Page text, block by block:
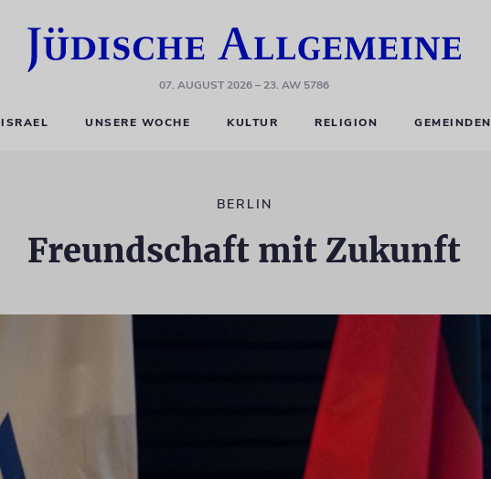
07. AUGUST 2026– 23. AW 5786
ISRAEL UNSERE WOCHE KULTUR RELIGION GEMEINDEN
BERLIN
Freundschaft mit Zukunft